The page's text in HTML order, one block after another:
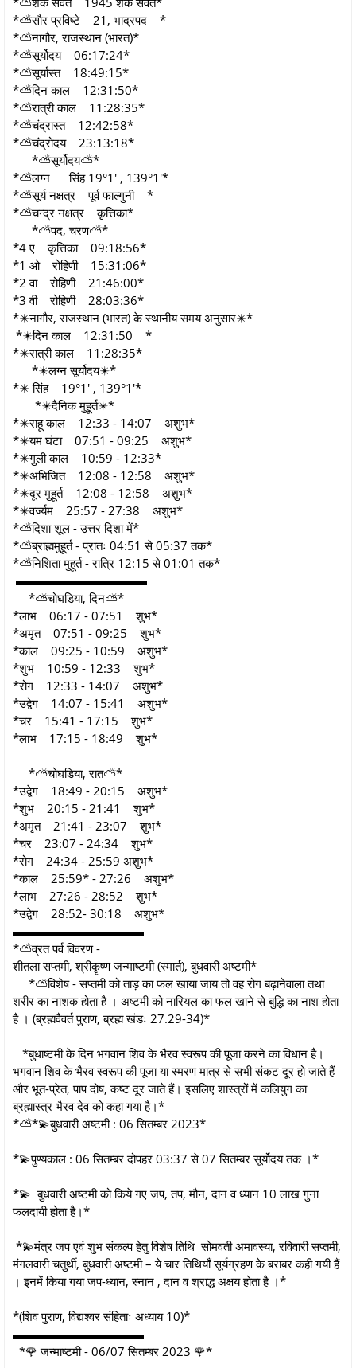
*⛅सौर प्रविष्टे 21, भाद्रपद *
*⛅नागौर, राजस्थान (भारत)*
*⛅सूर्योदय 06:17:24*
*⛅सूर्यास्त 18:49:15*
*⛅दिन काल 12:31:50*
*⛅रात्री काल 11:28:35*
*⛅चंद्रास्त 12:42:58*
*⛅चंद्रोदय 23:13:18*
*⛅सूर्योदय⛅*
*⛅लग्न सिंह 19°1' , 139°1'*
*⛅सूर्य नक्षत्र पूर्व फाल्गुनी *
*⛅चन्द्र नक्षत्र कृत्तिका*
*⛅पद, चरण⛅*
*4 ए कृत्तिका 09:18:56*
*1 ओ रोहिणी 15:31:06*
*2 वा रोहिणी 21:46:00*
*3 वी रोहिणी 28:03:36*
*✴️नागौर, राजस्थान (भारत) के स्थानीय समय अनुसार✴️*
*✴️दिन काल 12:31:50 *
*✴️रात्री काल 11:28:35*
*✴️लग्न सूर्योदय✴️*
*✴️ सिंह 19°1' , 139°1'*
*✴️दैनिक मुहूर्त✴️*
*✴️राहू काल 12:33 - 14:07 अशुभ*
*✴️यम घंटा 07:51 - 09:25 अशुभ*
*✴️गुली काल 10:59 - 12:33*
*✴️अभिजित 12:08 - 12:58 अशुभ*
*✴️दूर मुहूर्त 12:08 - 12:58 अशुभ*
*✴️वर्ज्यम 25:57 - 27:38 अशुभ*
*⛅दिशा शूल - उत्तर दिशा में*
*⛅ब्राह्ममुहूर्त - प्रातः 04:51 से 05:37 तक*
*⛅निशिता मुहूर्त - रात्रि 12:15 से 01:01 तक*
▬▬▬▬▬▬▬▬▬▬▬
*⛅चोघडिया, दिन⛅*
*लाभ 06:17 - 07:51 शुभ*
*अमृत 07:51 - 09:25 शुभ*
*काल 09:25 - 10:59 अशुभ*
*शुभ 10:59 - 12:33 शुभ*
*रोग 12:33 - 14:07 अशुभ*
*उद्वेग 14:07 - 15:41 अशुभ*
*चर 15:41 - 17:15 शुभ*
*लाभ 17:15 - 18:49 शुभ*
*⛅चोघडिया, रात⛅*
*उद्वेग 18:49 - 20:15 अशुभ*
*शुभ 20:15 - 21:41 शुभ*
*अमृत 21:41 - 23:07 शुभ*
*चर 23:07 - 24:34 शुभ*
*रोग 24:34 - 25:59 अशुभ*
*काल 25:59* - 27:26 अशुभ*
*लाभ 27:26 - 28:52 शुभ*
*उद्वेग 28:52- 30:18 अशुभ*
▬▬▬▬▬▬▬▬▬▬▬
*⛅व्रत पर्व विवरण -
शीतला सप्तमी, श्रीकॄष्ण जन्माष्टमी (स्मार्त), बुधवारी अष्टमी*
*⛅विशेष - सप्तमी को ताड़ का फल खाया जाय तो वह रोग बढ़ानेवाला तथा
शरीर का नाशक होता है । अष्टमी को नारियल का फल खाने से बुद्धि का नाश होता
है । (ब्रह्मवैवर्त पुराण, ब्रह्म खंडः 27.29-34)*
*बुधाष्टमी के दिन भगवान शिव के भैरव स्वरूप की पूजा करने का विधान है।
भगवान शिव के भैरव स्वरूप की पूजा या स्मरण मात्र से सभी संकट दूर हो जाते हैं
और भूत-प्रेत, पाप दोष, कष्ट दूर जाते हैं। इसलिए शास्त्रों में कलियुग का
ब्रह्मास्त्र भैरव देव को कहा गया है।*
*⛅*💫बुधवारी अष्टमी : 06 सितम्बर 2023*
*💫पुण्यकाल : 06 सितम्बर दोपहर 03:37 से 07 सितम्बर सूर्योदय तक ।*
*💫 बुधवारी अष्टमी को किये गए जप, तप, मौन, दान व ध्यान 10 लाख गुना
फलदायी होता है।*
*💫मंत्र जप एवं शुभ संकल्प हेतु विशेष तिथि सोमवती अमावस्या, रविवारी सप्तमी,
मंगलवारी चतुर्थी, बुधवारी अष्टमी – ये चार तिथियाँ सूर्यग्रहण के बराबर कही गयी हैं
। इनमें किया गया जप-ध्यान, स्नान , दान व श्राद्ध अक्षय होता है ।*
*(शिव पुराण, विद्यश्वर संहिताः अध्याय 10)*
▬▬▬▬▬▬▬▬▬▬▬
*🌹 जन्माष्टमी - 06/07 सितम्बर 2023 🌹*